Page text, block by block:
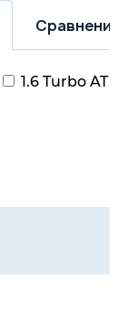
Сравнение
1.6 Turbo AT